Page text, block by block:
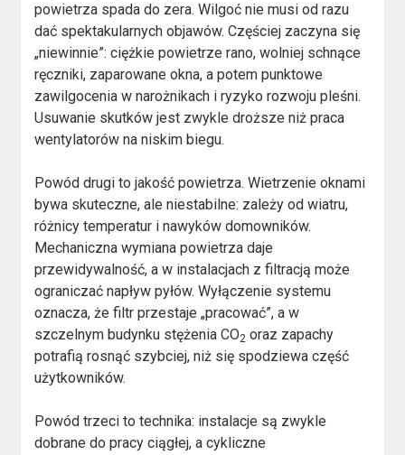
powietrza spada do zera. Wilgoć nie musi od razu
dać spektakularnych objawów. Częściej zaczyna się
„niewinnie”: ciężkie powietrze rano, wolniej schnące
ręczniki, zaparowane okna, a potem punktowe
zawilgocenia w narożnikach i ryzyko rozwoju pleśni.
Usuwanie skutków jest zwykle droższe niż praca
wentylatorów na niskim biegu.
Powód drugi to jakość powietrza. Wietrzenie oknami
bywa skuteczne, ale niestabilne: zależy od wiatru,
różnicy temperatur i nawyków domowników.
Mechaniczna wymiana powietrza daje
przewidywalność, a w instalacjach z filtracją może
ograniczać napływ pyłów. Wyłączenie systemu
oznacza, że filtr przestaje „pracować”, a w
szczelnym budynku stężenia CO2 oraz zapachy
potrafią rosnąć szybciej, niż się spodziewa część
użytkowników.
Powód trzeci to technika: instalacje są zwykle
dobrane do pracy ciągłej, a cykliczne